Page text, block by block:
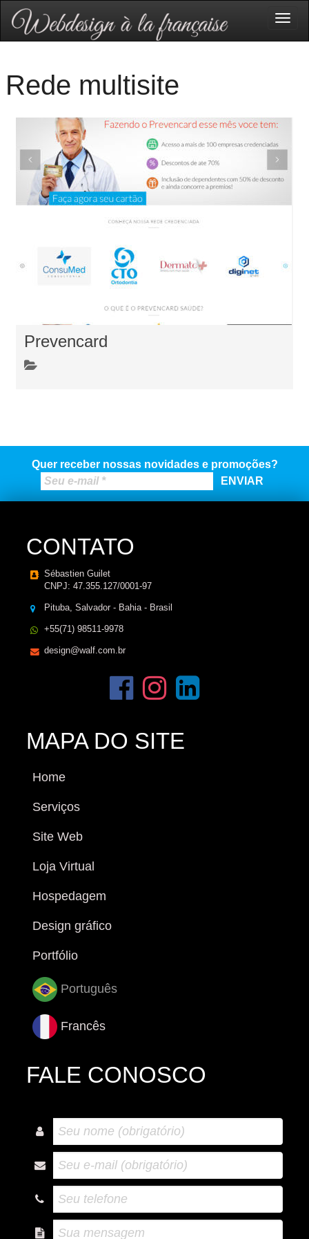
Rede multisite
Prevencard
Quer receber nossas novidades e promoções?
CONTATO
Sébastien Guilet
CNPJ: 47.355.127/0001-97
Pituba, Salvador - Bahia - Brasil
+55(71) 98511-9978
design@walf.com.br
MAPA DO SITE
Home
Serviços
Site Web
Loja Virtual
Hospedagem
Design gráfico
Portfólio
Português
Francês
FALE CONOSCO